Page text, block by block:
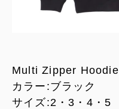
Multi Zipper Hoodie
カラー:ブラック
サイズ:2・3・4・5